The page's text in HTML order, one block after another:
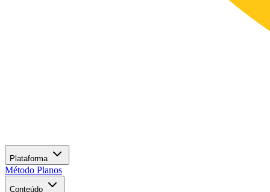
Plataforma
Método Planos
Conteúdo